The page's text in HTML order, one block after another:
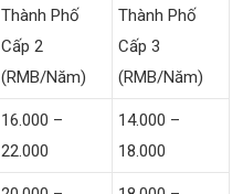
Thành Phố
Cấp 2
(RMB/năm)
Thành Phố
Cấp 3
(RMB/năm)
16.000 –
22.000
14.000 –
18.000